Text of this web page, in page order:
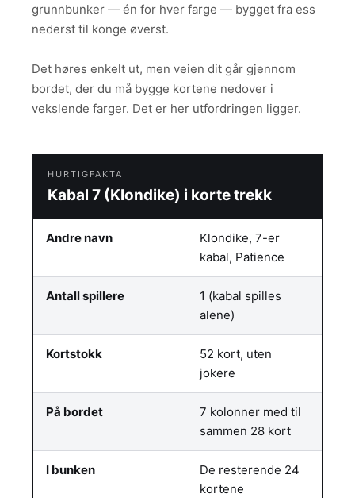
grunnbunker — én for hver farge — bygget fra ess
nederst til konge øverst.
Det høres enkelt ut, men veien dit går gjennom
bordet, der du må bygge kortene nedover i
vekslende farger. Det er her utfordringen ligger.
HURTIGFAKTA
Kabal 7 (Klondike) i korte trekk
Andre navn
Klondike, 7-er
kabal, Patience
Antall spillere
1 (kabal spilles
alene)
Kortstokk
52 kort, uten
jokere
På bordet
7 kolonner med til
sammen 28 kort
I bunken
De resterende 24
kortene